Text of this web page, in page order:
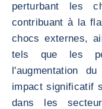
perturbant les
contribuant à la
chocs externes,
tels que les
l'augmentation
impact significatif
dans les